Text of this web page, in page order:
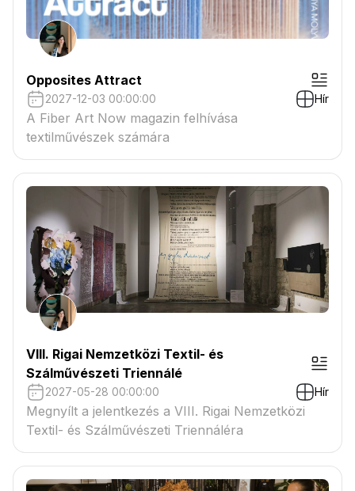
Opposites Attract
2027-12-03 00:00:00 Hír
A Fiber Art Now magazin felhívása
textilművészek számára
VIII. Rigai Nemzetközi Textil- és
Szálművészeti Triennálé
2027-05-28 00:00:00 Hír
Megnyílt a jelentkezés a VIII. Rigai Nemzetközi
Textil- és Szálművészeti Triennáléra